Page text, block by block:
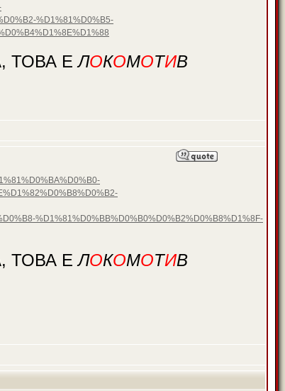
%D1%81%D0%B5-
ТОВА ЕЛОКОМОТИВ
%D1%81%D0%BB%D0%B0%D0%B2%D0%B8%D1%8F-
ТОВА ЕЛОКОМОТИВ